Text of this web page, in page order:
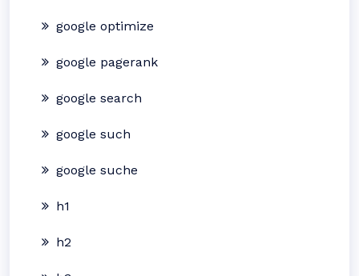
google optimize
google pagerank
google search
google such
google suche
h1
h2